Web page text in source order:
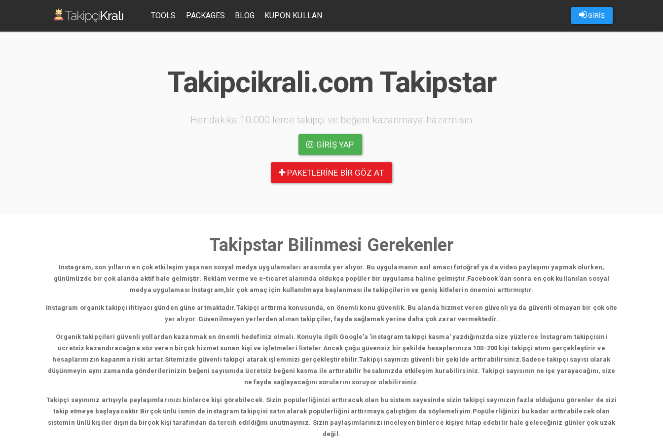
GİRİŞ
TOOLS PACKAGES BLOG KUPON KULLAN
Takipcikrali.com Takipstar
Her dakika 10.000 lerce takipçi ve beğeni kazanmaya hazırmısın
GIRIŞ YAP
PAKETLERINE BIR GÖZ AT
Takipstar Bilinmesi Gerekenler
Instagram, son yılların en çok etkileşim yaşanan sosyal medya uygulamaları arasında yer alıyor. Bu uygulamanın asıl amacı fotoğraf ya da video paylaşımı yapmak olurken,
günümüzde bir çok alanda aktif hale gelmiştir. Reklam verme ve e-ticaret alanında oldukça popüler bir uygulama haline gelmiştir.Facebook'dan sonra en çok kullanılan sosyal
medya uygulaması İnstagram,bir çok amaç için kullanılmaya başlanması ile takipçilerin ve geniş kitlelerin önemini arttırmıştır.
Instagram organik takipçi ihtiyacı günden güne artmaktadır.Takipçi arttırma konusunda, en önemli konu güvenlik. Bu alanda hizmet veren güvenli ya da güvenli olmayan bir çok site
yer alıyor. Güvenilmeyen yerlerden alınan takipçiler, fayda sağlamak yerine daha çok zarar vermektedir.
Organik takipçileri güvenli yollardan kazanmak en önemli hedefiniz olmalı. Konuyla ilgili Google'a 'instagram takipçi kasma' yazdığınızda size yüzlerce İnstagram takipçisini
ücretsiz kazandıracağına söz veren birçok hizmet sunan kişi ve işletmeleri listeler.Ancak çoğu güvensiz bir şekilde hesaplarınıza 100-200 kişi takipçi atımı gerçekleştirir ve
hesaplarınızın kapanma riski artar.Sitemizde güvenli takipçi atarak işleminizi gerçekleştirebilir.Takipçi sayınızı güvenli bir şekilde arttırabilirsiniz.Sadece takipçi sayısı olarak
düşünmeyin aynı zamanda gönderilerinizin beğeni sayısınıda ücretsiz beğeni kasma ile arttırabilir hesabınızda etkileşim kurabilirsiniz. Takipçi sayısının ne işe yarayacağını, size
ne fayda sağlayacağını sorularını soruyor olabilirsiniz.
Takipçi sayınınız artışıyla paylaşımlarınızı binlerce kişi görebilecek. Sizin popülerliğinizi arttıracak olan bu sistem sayesinde sizin takipçi sayınızın fazla olduğunu görenler de sizi
takip etmeye başlayacaktır.Birçok ünlü ismin de instagram takipçisi satın alarak popülerliğini arttırmaya çalıştığını da söylemeliyim.Popülerliğinizi bu kadar arttırabilecek olan
sistemin ünlü kişiler dışında birçok kişi tarafından da tercih edildiğini unutmayınız. Sizin paylaşımlarınızı inceleyen binlerce kişiye hitap edebilir hale geleceğiniz günler çok uzak
değil.